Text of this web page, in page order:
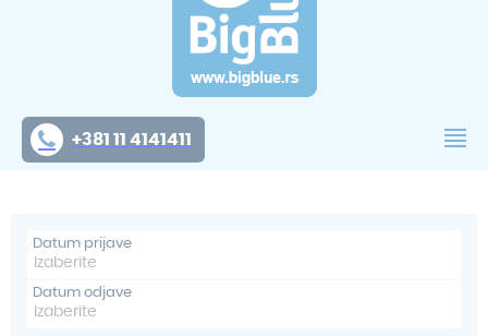
+381 11 4141411
Datum prijave
Datum odjave